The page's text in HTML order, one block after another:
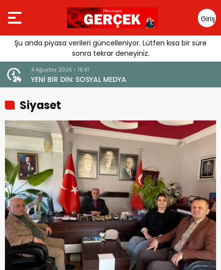
Giriş
Yap
Şu anda piyasa verileri güncelleniyor. Lütfen kısa bir süre
sonra tekrar deneyiniz.
4 Ağustos 2026 - 19:47
YENİ BİR DİN: SOSYAL MEDYA
Siyaset